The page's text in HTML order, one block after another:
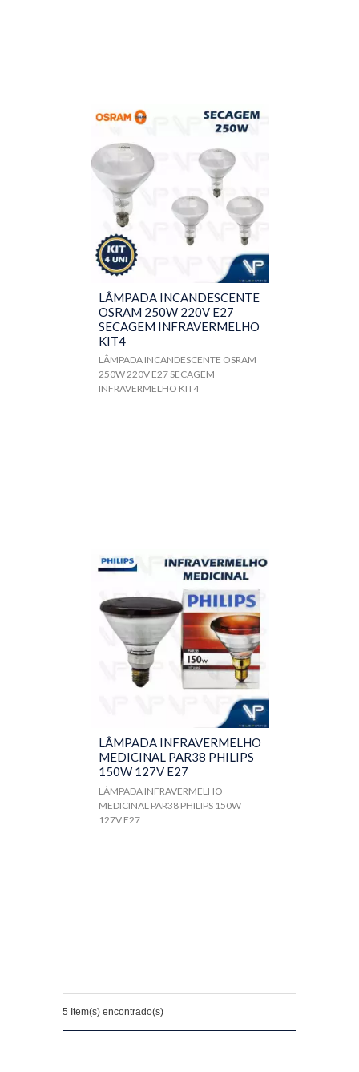
LÂMPADA INCANDESCENTE
OSRAM 250W 220V E27
SECAGEM INFRAVERMELHO
KIT4
LÂMPADA INCANDESCENTE OSRAM
250W 220V E27 SECAGEM
INFRAVERMELHO KIT4
LÂMPADA INFRAVERMELHO
MEDICINAL PAR38 PHILIPS
150W 127V E27
LÂMPADA INFRAVERMELHO
MEDICINAL PAR38 PHILIPS 150W
127V E27
5 Item(s) encontrado(s)